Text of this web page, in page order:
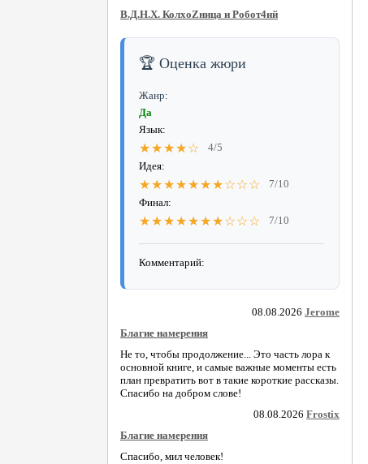
В.Д.Н.Х. КолхоZница и Робот4ий
🏆 Оценка жюри
Жанр:
Да
Язык:
★★★★☆
4/5
Идея:
★★★★★★★☆☆☆
7/10
Финал:
★★★★★★★☆☆☆ 7/10
Комментарий:
08.08.2026 Jerome
Благие намерения
Не то, чтобы продолжение... Это часть лора к
основной книге, и самые важные моменты есть
план превратить вот в такие короткие рассказы.
Спасибо на добром слове!
08.08.2026 Frostix
Благие намерения
Спасибо, мил человек!